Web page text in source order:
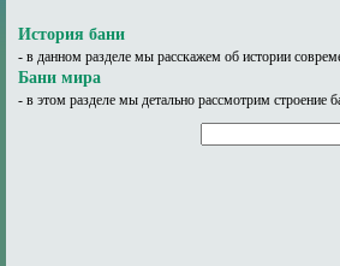
История бани
- в данном разделе мы расскажем об истории
Бани мира
- в этом разделе мы детально рассмотрим строение